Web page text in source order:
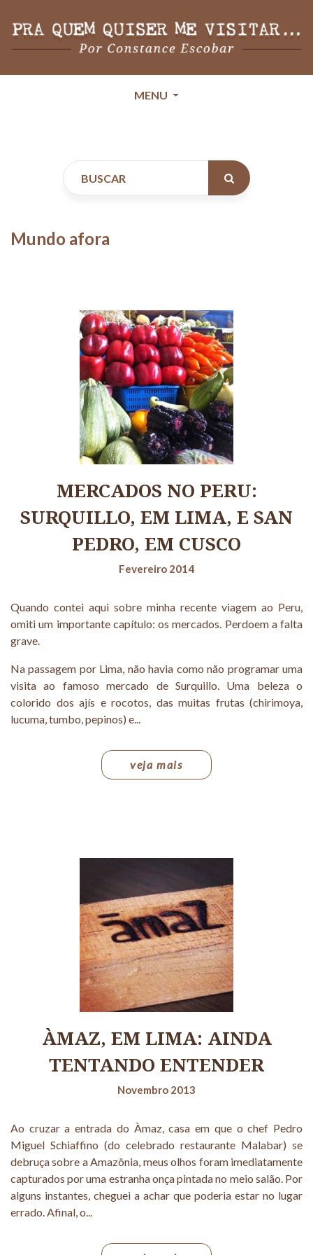
MENU
Mundo afora
MERCADOS NO PERU:
SURQUILLO, EM LIMA, E SAN
PEDRO, EM CUSCO
Fevereiro 2014
Quando contei aqui sobre minha recente viagem ao Peru,
omiti um importante capítulo: os mercados. Perdoem a falta
grave.
Na passagem por Lima, não havia como não programar uma
visita ao famoso mercado de Surquillo. Uma beleza o
colorido dos ajís e rocotos, das muitas frutas (chirimoya,
lucuma, tumbo, pepinos) e...
veja mais
ÀMAZ, EM LIMA: AINDA
TENTANDO ENTENDER
Novembro 2013
Ao cruzar a entrada do Àmaz, casa em que o chef Pedro
Miguel Schiaffino (do celebrado restaurante Malabar) se
debruça sobre a Amazônia, meus olhos foram imediatamente
capturados por uma estranha onça pintada no meio salão. Por
alguns instantes, cheguei a achar que poderia estar no lugar
errado. Afinal, o...